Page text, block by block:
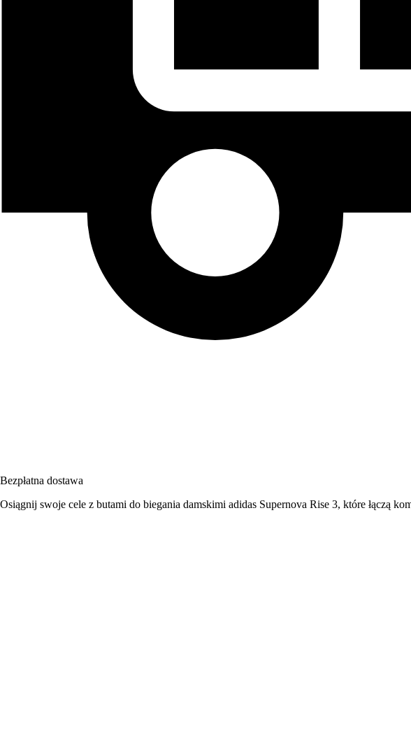
Bezpłatna dostawa
Osiągnij swoje cele z butami do biegania damskimi adidas Supernova Rise 3, które łączą